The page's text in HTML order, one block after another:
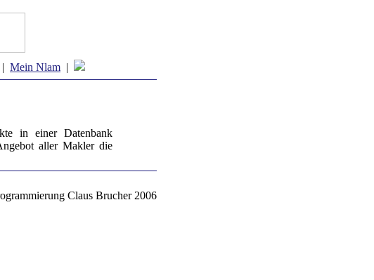
Mein Nlam |
in einer Datenbank
aller Makler die
Claus Brucher 2006